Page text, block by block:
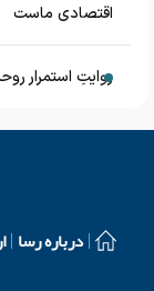
اقتصادی ماست
روایتِ استمرار
درباره رسا